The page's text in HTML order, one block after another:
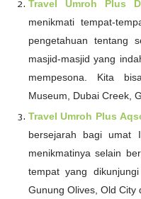
Travel Umroh Plus
menikmati tempat-
pengetahuan tentang
masjid-masjid yang
mempesona. Kita
Museum, Dubai Creek,
Travel Umroh Plus
bersejarah bagi umat
menikmatinya selain
tempat yang
Gunung Olives, Old City